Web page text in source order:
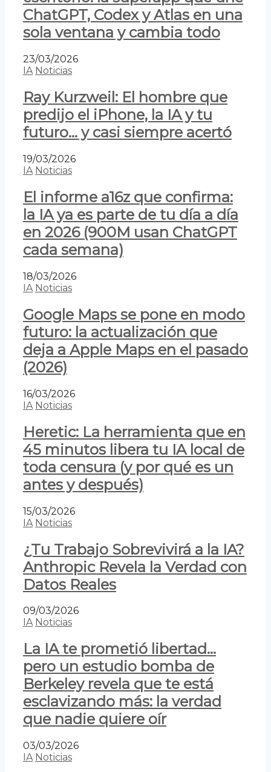
ChatGPT, Codex y Atlas en una
sola ventana y cambia todo
23/03/2026
IA Noticias
Ray Kurzweil: El hombre que
predijo el iPhone, la IA y tu
futuro… y casi siempre acertó
19/03/2026
IA Noticias
El informe a16z que confirma:
la IA ya es parte de tu día a día
en 2026 (900M usan ChatGPT
cada semana)
18/03/2026
IA Noticias
Google Maps se pone en modo
futuro: la actualización que
deja a Apple Maps en el pasado
(2026)
16/03/2026
IA Noticias
Heretic: La herramienta que en
45 minutos libera tu IA local de
toda censura (y por qué es un
antes y después)
15/03/2026
IA Noticias
¿Tu Trabajo Sobrevivirá a la IA?
Anthropic Revela la Verdad con
Datos Reales
09/03/2026
IA Noticias
La IA te prometió libertad…
pero un estudio bomba de
Berkeley revela que te está
esclavizando más: la verdad
que nadie quiere oír
03/03/2026
IA Noticias